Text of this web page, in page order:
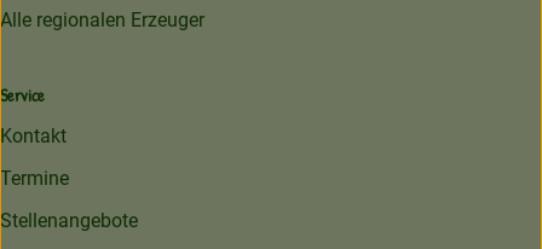
Alle regionalen Erzeuger
Service
Kontakt
Termine
Stellenangebote